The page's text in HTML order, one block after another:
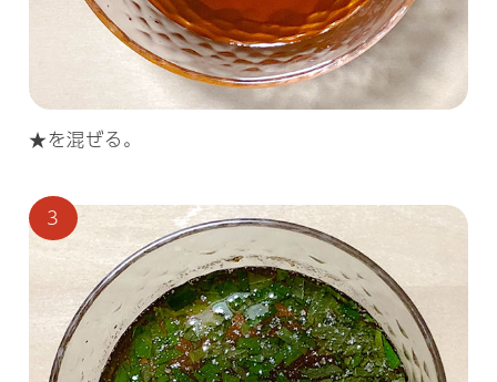
★を混ぜる。
3